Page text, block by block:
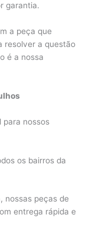
garantia.
a peça que
resolver a questão
é a nossa
para nossos
os bairros da
nossas peças de
entrega rápida e